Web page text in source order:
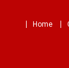
Home